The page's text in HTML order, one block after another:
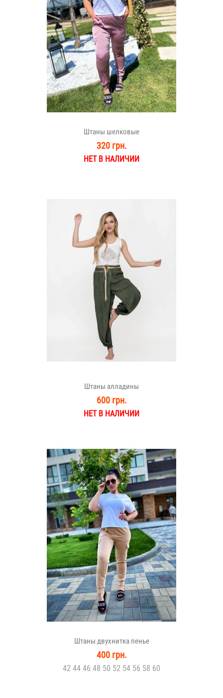
Штаны шелковые
320 грн.
НЕТ В НАЛИЧИИ
Штаны алладины
600 грн.
НЕТ В НАЛИЧИИ
Штаны двухнитка пенье
400 грн.
42 44 46 48 50 52 54 56 58 60